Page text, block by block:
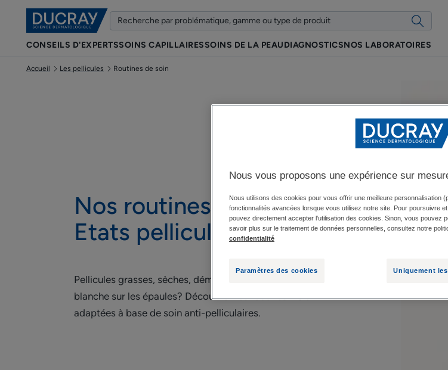
CONSEILS D'EXPERTSSOINS CAPILLAIRESSOINS DE LA PEAUDIAGNOSTICSNOS LABORATOIRES
Accueil Les pellicules Routines de soin
Nos routines de soin
Etats pelliculaires
Pellicules grasses, sèches, démangeaisons, fine poudre
blanche sur les épaules? Découvrez les routines DUCRAY
adaptées à base de soin anti-pelliculaires.
Nous vous proposons une expérience sur
Nous utilisons des cookies pour vous offrir une meilleure personnalisation
fonctionnalités avancées lorsque vous utilisez notre site. Pour poursuivre
pouvez directement accepter l'utilisation des cookies. Sinon, vous pouvez
savoir plus sur le traitement de données personnelles, consultez notre
confidentialité
Paramètres des cookies Uniquement